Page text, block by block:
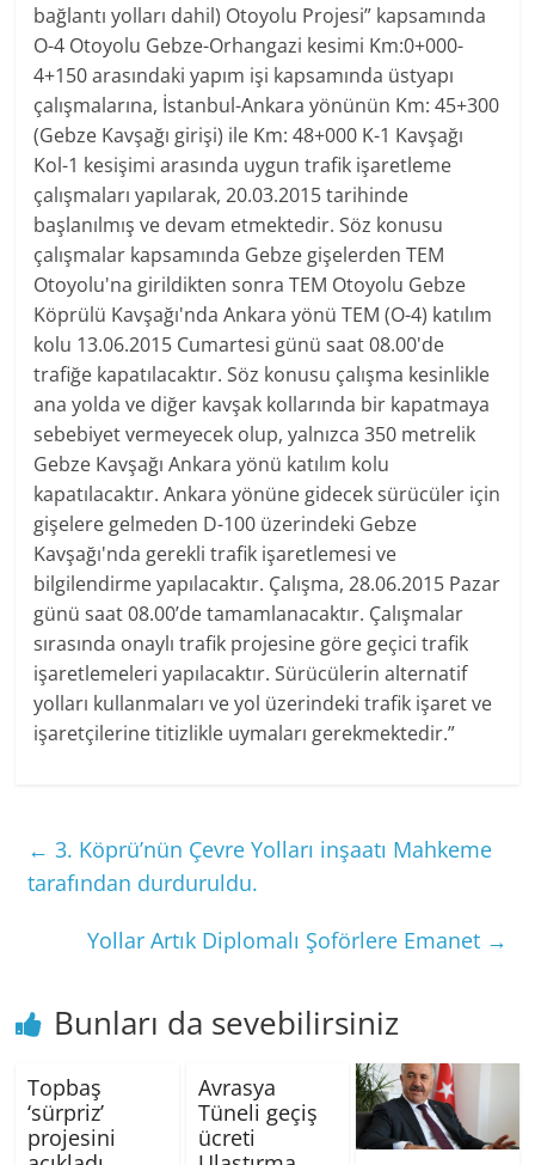
bağlantı yolları dahil) Otoyolu Projesi” kapsamında
O-4 Otoyolu Gebze-Orhangazi kesimi Km:0+000-
4+150 arasındaki yapım işi kapsamında üstyapı
çalışmalarına, İstanbul-Ankara yönünün Km: 45+300
(Gebze Kavşağı girişi) ile Km: 48+000 K-1 Kavşağı
Kol-1 kesişimi arasında uygun trafik işaretleme
çalışmaları yapılarak, 20.03.2015 tarihinde
başlanılmış ve devam etmektedir. Söz konusu
çalışmalar kapsamında Gebze gişelerden TEM
Otoyolu'na girildikten sonra TEM Otoyolu Gebze
Köprülü Kavşağı'nda Ankara yönü TEM (O-4) katılım
kolu 13.06.2015 Cumartesi günü saat 08.00'de
trafiğe kapatılacaktır. Söz konusu çalışma kesinlikle
ana yolda ve diğer kavşak kollarında bir kapatmaya
sebebiyet vermeyecek olup, yalnızca 350 metrelik
Gebze Kavşağı Ankara yönü katılım kolu
kapatılacaktır. Ankara yönüne gidecek sürücüler için
gişelere gelmeden D-100 üzerindeki Gebze
Kavşağı'nda gerekli trafik işaretlemesi ve
bilgilendirme yapılacaktır. Çalışma, 28.06.2015 Pazar
günü saat 08.00’de tamamlanacaktır. Çalışmalar
sırasında onaylı trafik projesine göre geçici trafik
işaretlemeleri yapılacaktır. Sürücülerin alternatif
yolları kullanmaları ve yol üzerindeki trafik işaret ve
işaretçilerine titizlikle uymaları gerekmektedir.”
← 3. Köprü’nün Çevre Yolları inşaatı Mahkeme
tarafından durduruldu.
Yollar Artık Diplomalı Şoförlere Emanet →
Bunları da sevebilirsiniz
Topbaş
‘sürpriz’
projesini
Avrasya
Tüneli geçiş
ücreti